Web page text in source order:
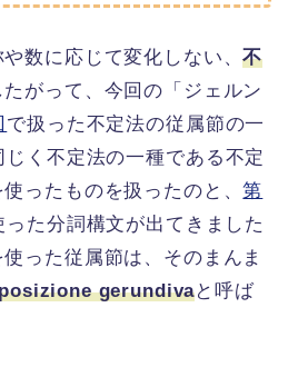
数に応じて変化しない、不
がって、今回の「ジェルン
で扱った不定法の従属節の一
じく不定法の一種である不定
ったものを扱ったのと、第
た分詞構文が出てきました
った従属節は、そのまんま
gerundivaと呼ば